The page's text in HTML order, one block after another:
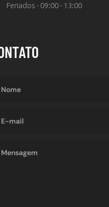
Feriados - 09:00 - 13:00